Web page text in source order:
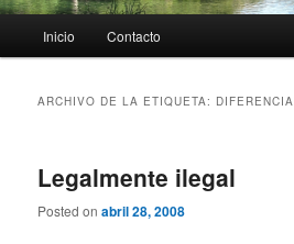
principal
Inicio Contacto
ARCHIVO DE LA ETIQUETA: DIFERENCIA
Legalmente ilegal
Posted onabril 28, 2008